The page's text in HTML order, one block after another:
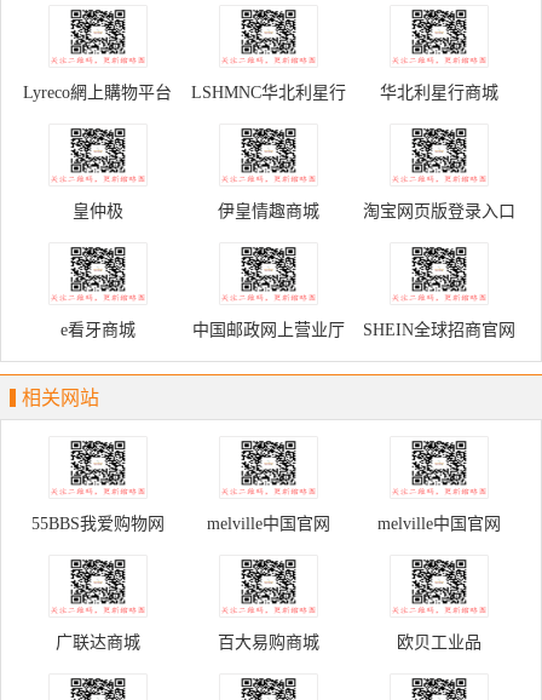
Lyreco網上購物平台 LSHMNC华北利星行
配件商城
华北利星行商城
皇仲极 伊皇情趣商城 淘宝网页版登录入口
e看牙商城 中国邮政网上营业厅 SHEIN全球招商官网
相关网站
55BBS我爱购物网 melville中国官网 melville中国官网
广联达商城 百大易购商城 欧贝工业品